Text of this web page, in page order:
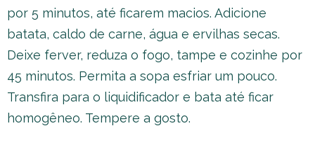
por 5 minutos, até ficarem macios. Adicione
batata, caldo de carne, água e ervilhas secas.
Deixe ferver, reduza o fogo, tampe e cozinhe por
45 minutos. Permita a sopa esfriar um pouco.
Transfira para o liquidificador e bata até ficar
homogêneo. Tempere a gosto.